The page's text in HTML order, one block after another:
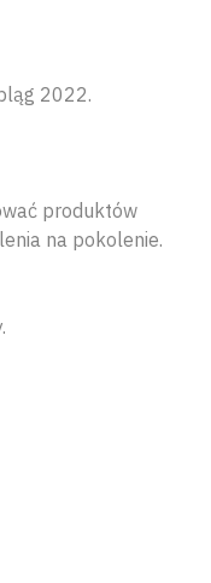
2022.
produktów
na pokolenie.